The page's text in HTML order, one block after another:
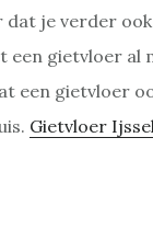
dat je verder
een gietvloer al
een gietvloer
Gietvloer